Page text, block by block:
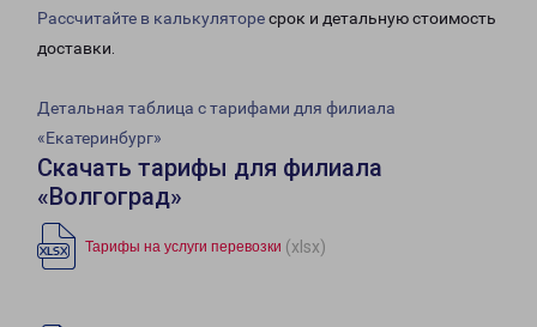
Рассчитайте в калькуляторесрок и детальную стоимость
доставки.
Детальная таблица с тарифами для филиала
«Екатеринбург»
Скачать тарифы для филиала
«Волгоград»
Тарифы на услуги перевозки (xlsx)